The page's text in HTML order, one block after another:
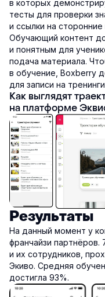
в которых
тесты для проверки
и ссылки на сторонние
Обучающий контент
и понятным для
подача материала.
в обучение, Boxberry
для записи на
Как выглядят
на платформе
Результаты
На данный момент у
франчайзи партнёров.
и их сотрудников,
Экиво. Средняя
достигла 93%.